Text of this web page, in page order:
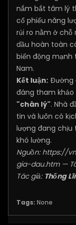
nắm bắt tâm lý
cổ phiếu năng
rủi ro nằm ở chỗ
dầu hoàn toàn
biến động mạnh
Nam.
Kết luận: Đường
đáng tham khảo
"chân lý". Nhà
tin và luôn có
lượng đang
khó lường.
Nguồn: https://
gia-dau.htm—
Tác giả: Thống
Tags: None